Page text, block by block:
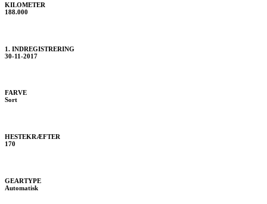
KILOMETER
188.000
1. INDREGISTRERING
30-11-2017
FARVE
Sort
HESTEKRÆFTER
170
GEARTYPE
Automatisk